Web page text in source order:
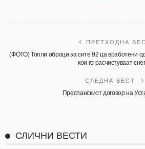
ПРЕТХОДНА
(ФОТО) Топли оброци за сите 92 ца вработени
кои го расчистуваат
СЛЕДНА ВЕСТ
Преспанскиот договор на
СЛИЧНИ ВЕСТИ